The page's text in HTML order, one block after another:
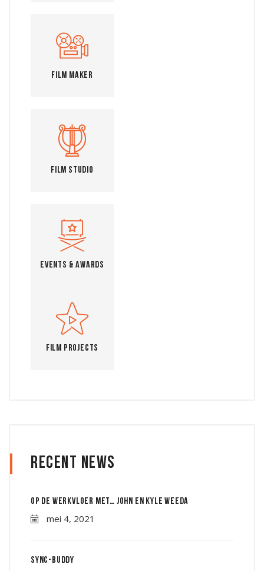
Film Maker
Film Studio
Events & Awards
Film Projects
Recent News
Op de werkvloer met… John en Kyle Weeda
mei 4, 2021
Sync-Buddy